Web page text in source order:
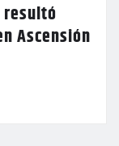
Ascensión